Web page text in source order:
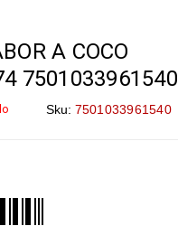
A COCO
7501033961540
Sku: 7501033961540